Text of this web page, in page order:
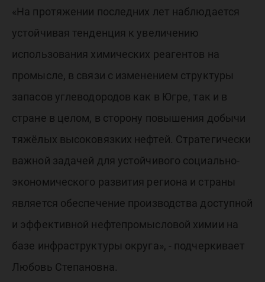
«На протяжении последних лет наблюдается
устойчивая тенденция к увеличению
использования химических реагентов на
промысле, в связи с изменением структуры
запасов углеводородов как в Югре, так и в
стране в целом, в сторону повышения добычи
тяжёлых высоковязких нефтей. Стратегически
важной задачей для устойчивого социально-
экономического развития региона и страны
является обеспечение производства доступной
и эффективной нефтепромысловой химии на
базе инфраструктуры округа», - подчеркивает
Любовь Степановна.